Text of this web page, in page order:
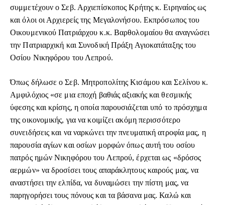
συμμετέχουν ο Σεβ. Αρχιεπίσκοπος Κρήτης κ. Ειρηναίος ως
και όλοι οι Αρχιερείς της Μεγαλονήσου. Εκπρόσωπος του
Οικουμενικού Πατριάρχου κ.κ. Βαρθολομαίου θα αναγνώσει
την Πατριαρχική και Συνοδική Πράξη Αγιοκατάταξης του
Οσίου Νικηφόρου του Λεπρού.
Όπως δήλωσε ο Σεβ. Μητροπολίτης Κισάμου και Σελίνου κ.
Αμφιλόχιος «σε μια εποχή βαθιάς αξιακής και θεσμικής
ύφεσης και κρίσης, η οποία παρουσιάζεται υπό το πρόσχημα
της οικονομικής, για να κοιμίζει ακόμη περισσότερο
συνειδήσεις και να ναρκώνει την πνευματική ατροφία μας, η
παρουσία αγίων και οσίων μορφών όπως αυτή του οσίου
πατρός ημών Νικηφόρου του Λεπρού, έρχεται ως «δρόσος
αερμών» να δροσίσει τους απαράκλητους καιρούς μας, να
αναστήσει την ελπίδα, να δυναμώσει την πίστη μας, να
παρηγορήσει τους πόνους και τα βάσανα μας. Καλώ και